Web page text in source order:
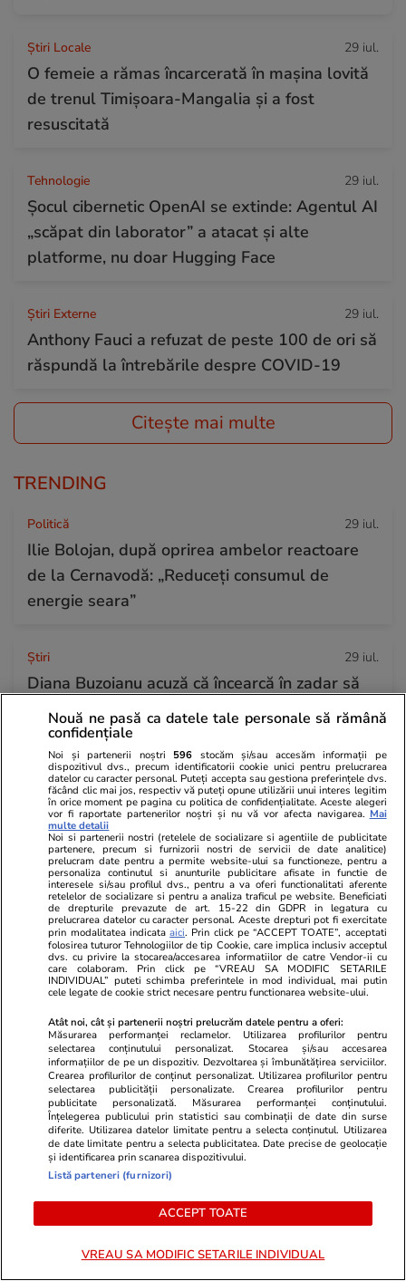
Știri Locale 29 iul.
O femeie a rămas încarcerată în mașina lovită
de trenul Timișoara-Mangalia şi a fost
resuscitată
Tehnologie 29 iul.
Șocul cibernetic OpenAI se extinde: Agentul AI
„scăpat din laborator” a atacat și alte
platforme, nu doar Hugging Face
Știri Externe 29 iul.
Anthony Fauci a refuzat de peste 100 de ori să
răspundă la întrebările despre COVID-19
Citește mai multe
TRENDING
Politică 29 iul.
Ilie Bolojan, după oprirea ambelor reactoare
de la Cernavodă: „Reduceți consumul de
energie seara”
Ştiri 29 iul.
Diana Buzoianu acuză că încearcă în zadar să
intre în audiență la procuroarea generală a
României: „Am rămas șocată!”
Știri Externe 29 iul.
Ultima noapte a prințului saudit găsit mort
într-un hotel de lux din Londra: autopsia a
dezvăluit cauza morții
Horoscop 29 iul.
Horoscop 30 iulie 2026. Tauriii se interesează
mai puțin ce se discută în spatele ușilor
închise, gestionează mai bine orice sursă de
stres
Nouă ne pasă ca datele tale personale să rămână
confidențiale
Noi și partenerii noștri 596 stocăm și/sau accesăm informații pe
dispozitivul dvs., precum identificatorii cookie unici pentru prelucrarea
datelor cu caracter personal. Puteți accepta sau gestiona preferințele dvs.
făcând clic mai jos, respectiv vă puteți opune utilizării unui interes legitim
în orice moment pe pagina cu politica de confidențialitate. Aceste alegeri
vor fi raportate partenerilor noștri și nu vă vor afecta navigarea. Mai
multe detalii
Noi si partenerii nostri (retelele de socializare si agentiile de publicitate
partenere, precum si furnizorii nostri de servicii de date analitice)
prelucram date pentru a permite website-ului sa functioneze, pentru a
personaliza continutul si anunturile publicitare afisate in functie de
interesele si/sau profilul dvs., pentru a va oferi functionalitati aferente
retelelor de socializare si pentru a analiza traficul pe website. Beneficiati
de drepturile prevazute de art. 15-22 din GDPR in legatura cu
prelucrarea datelor cu caracter personal. Aceste drepturi pot fi exercitate
prin modalitatea indicataaici. Prin click pe “ACCEPT TOATE”, acceptati
folosirea tuturor Tehnologiilor de tip Cookie, care implica inclusiv acceptul
dvs. cu privire la stocarea/accesarea informatiilor de catre Vendor-ii cu
care colaboram. Prin click pe “VREAU SA MODIFIC SETARILE
INDIVIDUAL” puteti schimba preferintele in mod individual, mai putin
cele legate de cookie strict necesare pentru functionarea website-ului.
Atât noi, cât și partenerii noștri prelucrăm datele pentru a oferi:
Măsurarea performanței reclamelor. Utilizarea profilurilor pentru
selectarea conținutului personalizat. Stocarea și/sau accesarea
informațiilor de pe un dispozitiv. Dezvoltarea și îmbunătățirea serviciilor.
Crearea profilurilor de conținut personalizat. Utilizarea profilurilor pentru
selectarea publicității personalizate. Crearea profilurilor pentru
publicitate personalizată. Măsurarea performanței conținutului.
Înțelegerea publicului prin statistici sau combinații de date din surse
diferite. Utilizarea datelor limitate pentru a selecta conținutul. Utilizarea
de date limitate pentru a selecta publicitatea. Date precise de geolocație
și identificarea prin scanarea dispozitivului.
Listă parteneri (furnizori)
ACCEPT TOATE
VREAU SA MODIFIC SETARILE INDIVIDUAL